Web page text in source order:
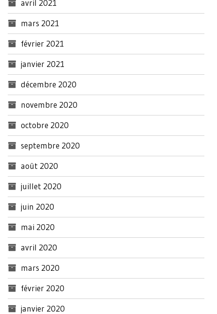
avril 2021
mars 2021
février 2021
janvier 2021
décembre 2020
novembre 2020
octobre 2020
septembre 2020
août 2020
juillet 2020
juin 2020
mai 2020
avril 2020
mars 2020
février 2020
janvier 2020